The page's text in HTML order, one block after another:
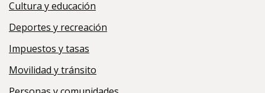
Cultura y educación
Deportes y recreación
Impuestos y tasas
Movilidad y tránsito